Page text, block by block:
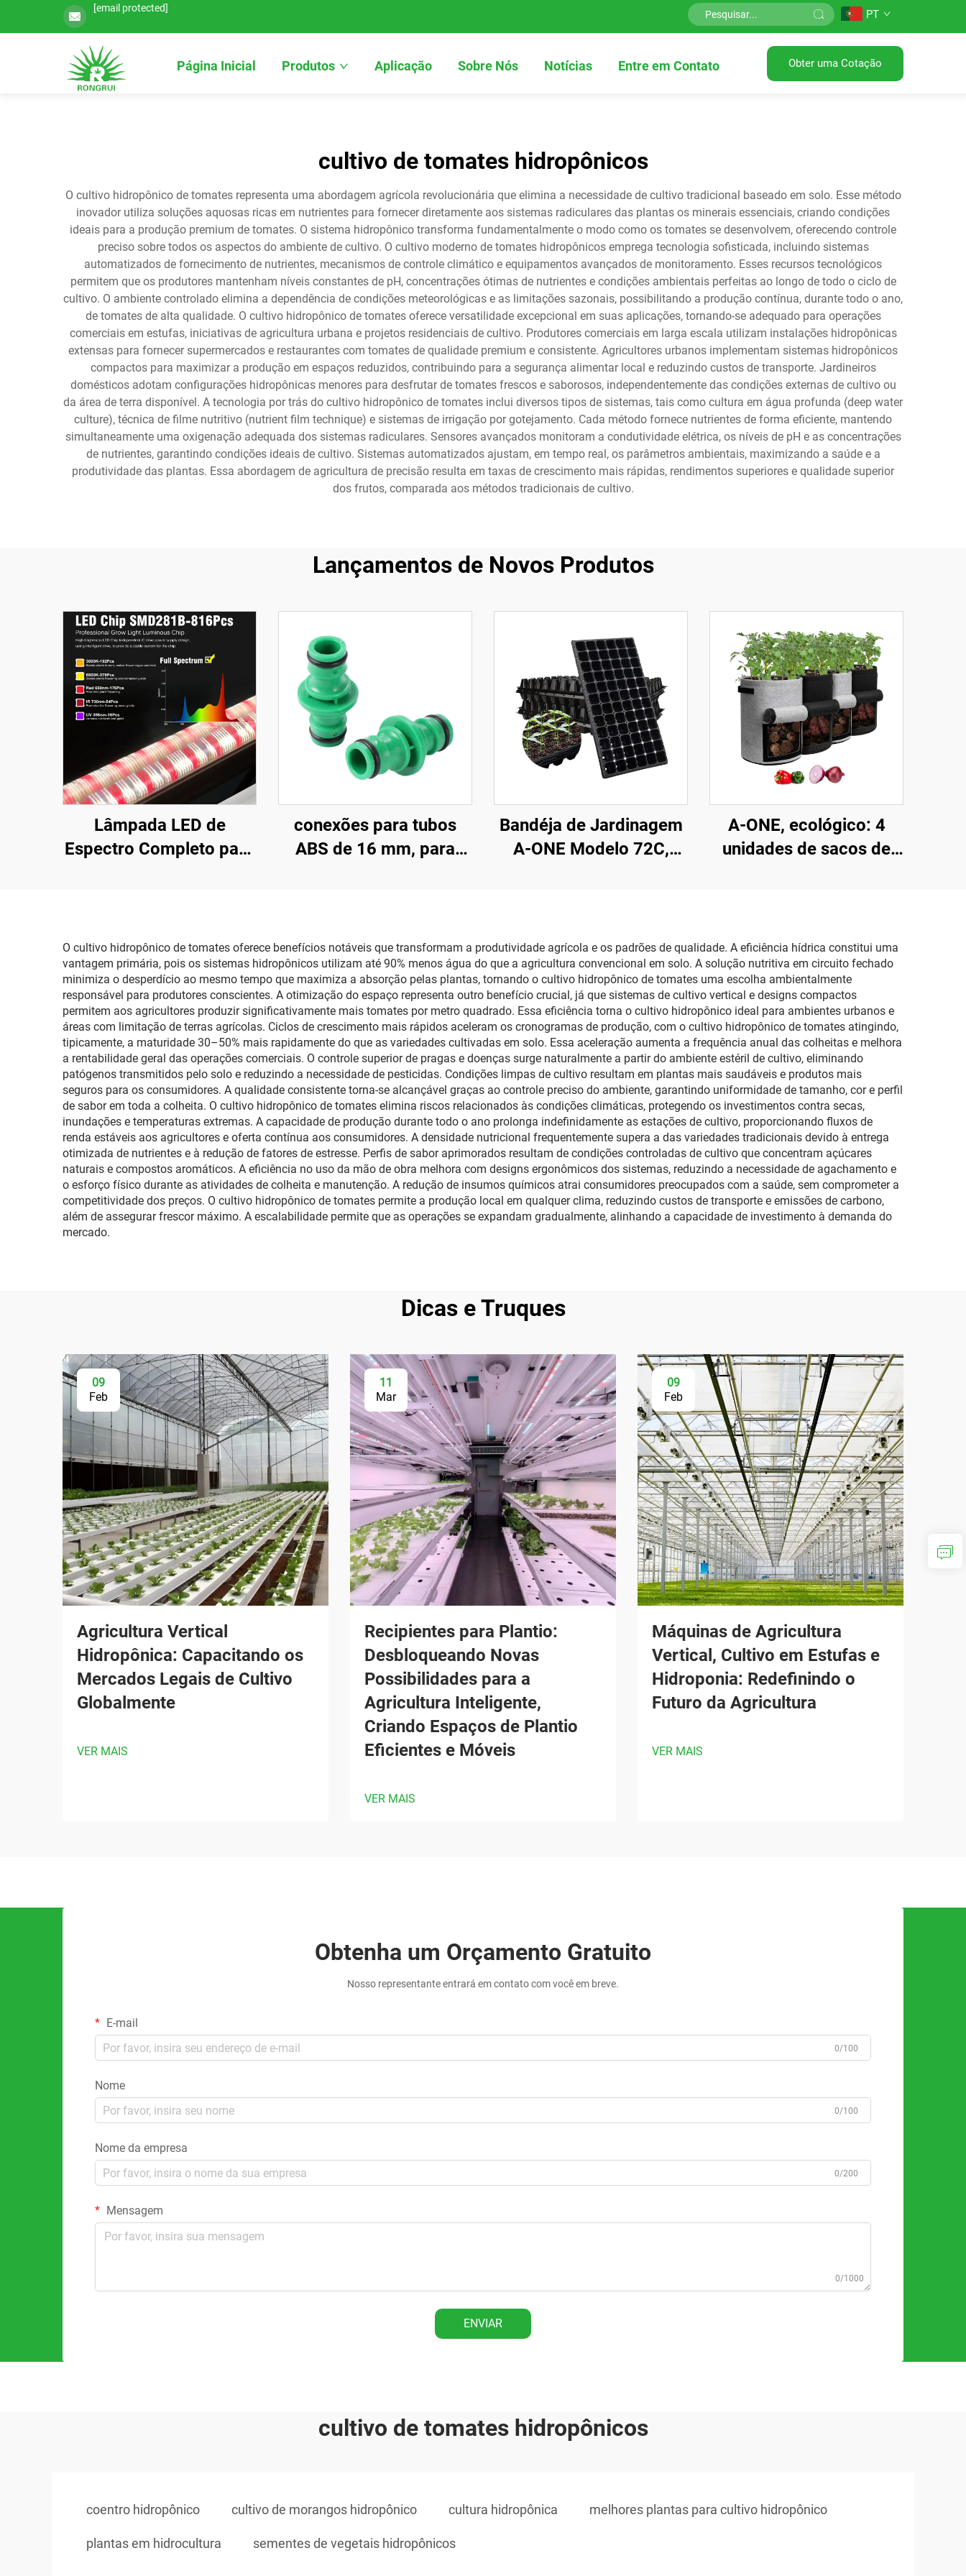
[email protected] PT
Página Inicial Produtos Aplicação Sobre Nós Notícias Entre em Contato Obter uma Cotação
cultivo de tomates hidropônicos
O cultivo hidropônico de tomates representa uma abordagem agrícola revolucionária que elimina a necessidade de cultivo tradicional baseado em solo. Esse método
inovador utiliza soluções aquosas ricas em nutrientes para fornecer diretamente aos sistemas radiculares das plantas os minerais essenciais, criando condições
ideais para a produção premium de tomates. O sistema hidropônico transforma fundamentalmente o modo como os tomates se desenvolvem, oferecendo controle
preciso sobre todos os aspectos do ambiente de cultivo. O cultivo moderno de tomates hidropônicos emprega tecnologia sofisticada, incluindo sistemas
automatizados de fornecimento de nutrientes, mecanismos de controle climático e equipamentos avançados de monitoramento. Esses recursos tecnológicos
permitem que os produtores mantenham níveis constantes de pH, concentrações ótimas de nutrientes e condições ambientais perfeitas ao longo de todo o ciclo de
cultivo. O ambiente controlado elimina a dependência de condições meteorológicas e as limitações sazonais, possibilitando a produção contínua, durante todo o ano,
de tomates de alta qualidade. O cultivo hidropônico de tomates oferece versatilidade excepcional em suas aplicações, tornando-se adequado para operações
comerciais em estufas, iniciativas de agricultura urbana e projetos residenciais de cultivo. Produtores comerciais em larga escala utilizam instalações hidropônicas
extensas para fornecer supermercados e restaurantes com tomates de qualidade premium e consistente. Agricultores urbanos implementam sistemas hidropônicos
compactos para maximizar a produção em espaços reduzidos, contribuindo para a segurança alimentar local e reduzindo custos de transporte. Jardineiros
domésticos adotam configurações hidropônicas menores para desfrutar de tomates frescos e saborosos, independentemente das condições externas de cultivo ou
da área de terra disponível. A tecnologia por trás do cultivo hidropônico de tomates inclui diversos tipos de sistemas, tais como cultura em água profunda (deep water
culture), técnica de filme nutritivo (nutrient film technique) e sistemas de irrigação por gotejamento. Cada método fornece nutrientes de forma eficiente, mantendo
simultaneamente uma oxigenação adequada dos sistemas radiculares. Sensores avançados monitoram a condutividade elétrica, os níveis de pH e as concentrações
de nutrientes, garantindo condições ideais de cultivo. Sistemas automatizados ajustam, em tempo real, os parâmetros ambientais, maximizando a saúde e a
produtividade das plantas. Essa abordagem de agricultura de precisão resulta em taxas de crescimento mais rápidas, rendimentos superiores e qualidade superior
dos frutos, comparada aos métodos tradicionais de cultivo.
Lançamentos de Novos Produtos
Lâmpada LED de
Espectro Completo para
SMD 2835, Iluminação
Inferior para
Interplantação e Plantio
conexões para tubos
ABS de 16 mm, para
ANSI
Bandéja de Jardinagem
A-ONE Modelo 72C,
Inicial para Sementes,
Vasos Mini Viveiro e
Tampa, para Hidroponia
A-ONE, ecológico: 4
unidades de sacos de
espessura de 3 mm,
com janela de colheita
para tomates e vegetais
O cultivo hidropônico de tomates oferece benefícios notáveis que transformam a produtividade agrícola e os padrões de qualidade. A eficiência hídrica constitui uma
vantagem primária, pois os sistemas hidropônicos utilizam até 90% menos água do que a agricultura convencional em solo. A solução nutritiva em circuito fechado
minimiza o desperdício ao mesmo tempo que maximiza a absorção pelas plantas, tornando o cultivo hidropônico de tomates uma escolha ambientalmente
responsável para produtores conscientes. A otimização do espaço representa outro benefício crucial, já que sistemas de cultivo vertical e designs compactos
permitem aos agricultores produzir significativamente mais tomates por metro quadrado. Essa eficiência torna o cultivo hidropônico ideal para ambientes urbanos e
áreas com limitação de terras agrícolas. Ciclos de crescimento mais rápidos aceleram os cronogramas de produção, com o cultivo hidropônico de tomates atingindo,
tipicamente, a maturidade 30–50% mais rapidamente do que as variedades cultivadas em solo. Essa aceleração aumenta a frequência anual das colheitas e melhora
a rentabilidade geral das operações comerciais. O controle superior de pragas e doenças surge naturalmente a partir do ambiente estéril de cultivo, eliminando
patógenos transmitidos pelo solo e reduzindo a necessidade de pesticidas. Condições limpas de cultivo resultam em plantas mais saudáveis e produtos mais
seguros para os consumidores. A qualidade consistente torna-se alcançável graças ao controle preciso do ambiente, garantindo uniformidade de tamanho, cor e perfil
de sabor em toda a colheita. O cultivo hidropônico de tomates elimina riscos relacionados às condições climáticas, protegendo os investimentos contra secas,
inundações e temperaturas extremas. A capacidade de produção durante todo o ano prolonga indefinidamente as estações de cultivo, proporcionando fluxos de
renda estáveis aos agricultores e oferta contínua aos consumidores. A densidade nutricional frequentemente supera a das variedades tradicionais devido à entrega
otimizada de nutrientes e à redução de fatores de estresse. Perfis de sabor aprimorados resultam de condições controladas de cultivo que concentram açúcares
naturais e compostos aromáticos. A eficiência no uso da mão de obra melhora com designs ergonômicos dos sistemas, reduzindo a necessidade de agachamento e
o esforço físico durante as atividades de colheita e manutenção. A redução de insumos químicos atrai consumidores preocupados com a saúde, sem comprometer a
competitividade dos preços. O cultivo hidropônico de tomates permite a produção local em qualquer clima, reduzindo custos de transporte e emissões de carbono,
além de assegurar frescor máximo. A escalabilidade permite que as operações se expandam gradualmente, alinhando a capacidade de investimento à demanda do
mercado.
Dicas e Truques
09
Feb
Agricultura Vertical
Hidropônica: Capacitando os
Mercados Legais de Cultivo
Globalmente
VER MAIS
11
Mar
Recipientes para Plantio:
Desbloqueando Novas
Possibilidades para a
Agricultura Inteligente,
Criando Espaços de Plantio
Eficientes e Móveis
VER MAIS
09
Feb
Máquinas de Agricultura
Vertical, Cultivo em Estufas e
Hidroponia: Redefinindo o
Futuro da Agricultura
VER MAIS
Obtenha um Orçamento Gratuito
Nosso representante entrará em contato com você em breve.
E-mail
0/100
Nome
0/100
Nome da empresa
0/200
Mensagem
0/1000
ENVIAR
cultivo de tomates hidropônicos
coentro hidropônico cultivo de morangos hidropônico cultura hidropônica melhores plantas para cultivo hidropônico
plantas em hidrocultura sementes de vegetais hidropônicos